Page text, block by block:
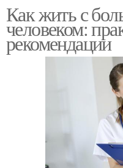
Как жить с
человеком:
рекомендации